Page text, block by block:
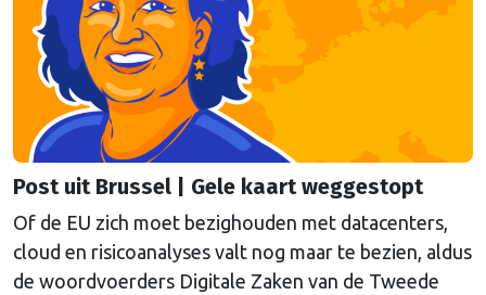
Post uit Brussel | Gele kaart weggestopt
Of de EU zich moet bezighouden met datacenters,
cloud en risicoanalyses valt nog maar te bezien, aldus
de woordvoerders Digitale Zaken van de Tweede